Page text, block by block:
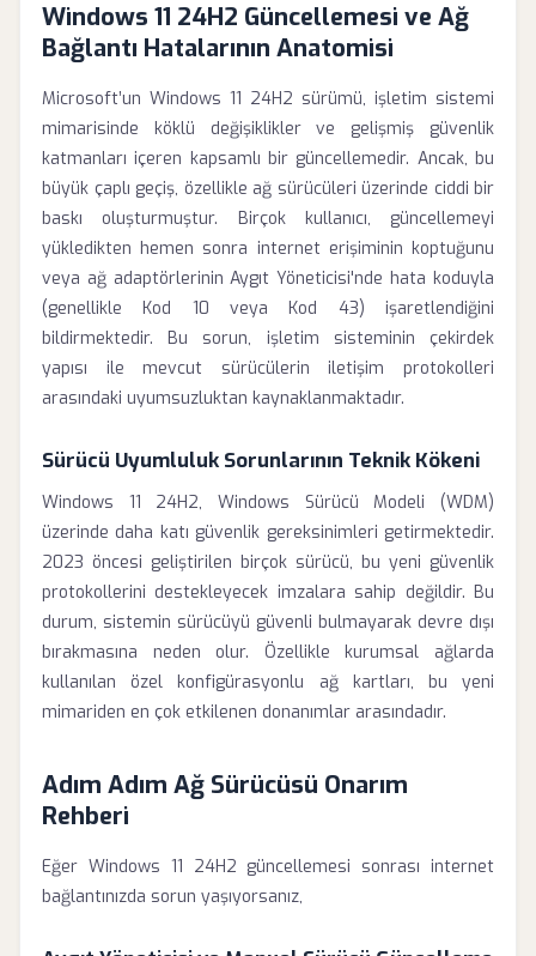
Windows 11 24H2 Güncellemesi ve Ağ
Bağlantı Hatalarının Anatomisi
Microsoft’un Windows 11 24H2 sürümü, işletim sistemi
mimarisinde köklü değişiklikler ve gelişmiş güvenlik
katmanları içeren kapsamlı bir güncellemedir. Ancak, bu
büyük çaplı geçiş, özellikle ağ sürücüleri üzerinde ciddi bir
baskı oluşturmuştur. Birçok kullanıcı, güncellemeyi
yükledikten hemen sonra internet erişiminin koptuğunu
veya ağ adaptörlerinin Aygıt Yöneticisi'nde hata koduyla
(genellikle Kod 10 veya Kod 43) işaretlendiğini
bildirmektedir. Bu sorun, işletim sisteminin çekirdek
yapısı ile mevcut sürücülerin iletişim protokolleri
arasındaki uyumsuzluktan kaynaklanmaktadır.
Sürücü Uyumluluk Sorunlarının Teknik Kökeni
Windows 11 24H2, Windows Sürücü Modeli (WDM)
üzerinde daha katı güvenlik gereksinimleri getirmektedir.
2023 öncesi geliştirilen birçok sürücü, bu yeni güvenlik
protokollerini destekleyecek imzalara sahip değildir. Bu
durum, sistemin sürücüyü güvenli bulmayarak devre dışı
bırakmasına neden olur. Özellikle kurumsal ağlarda
kullanılan özel konfigürasyonlu ağ kartları, bu yeni
mimariden en çok etkilenen donanımlar arasındadır.
Adım Adım Ağ Sürücüsü Onarım
Rehberi
Eğer Windows 11 24H2 güncellemesi sonrası internet
bağlantınızda sorun yaşıyorsanız,